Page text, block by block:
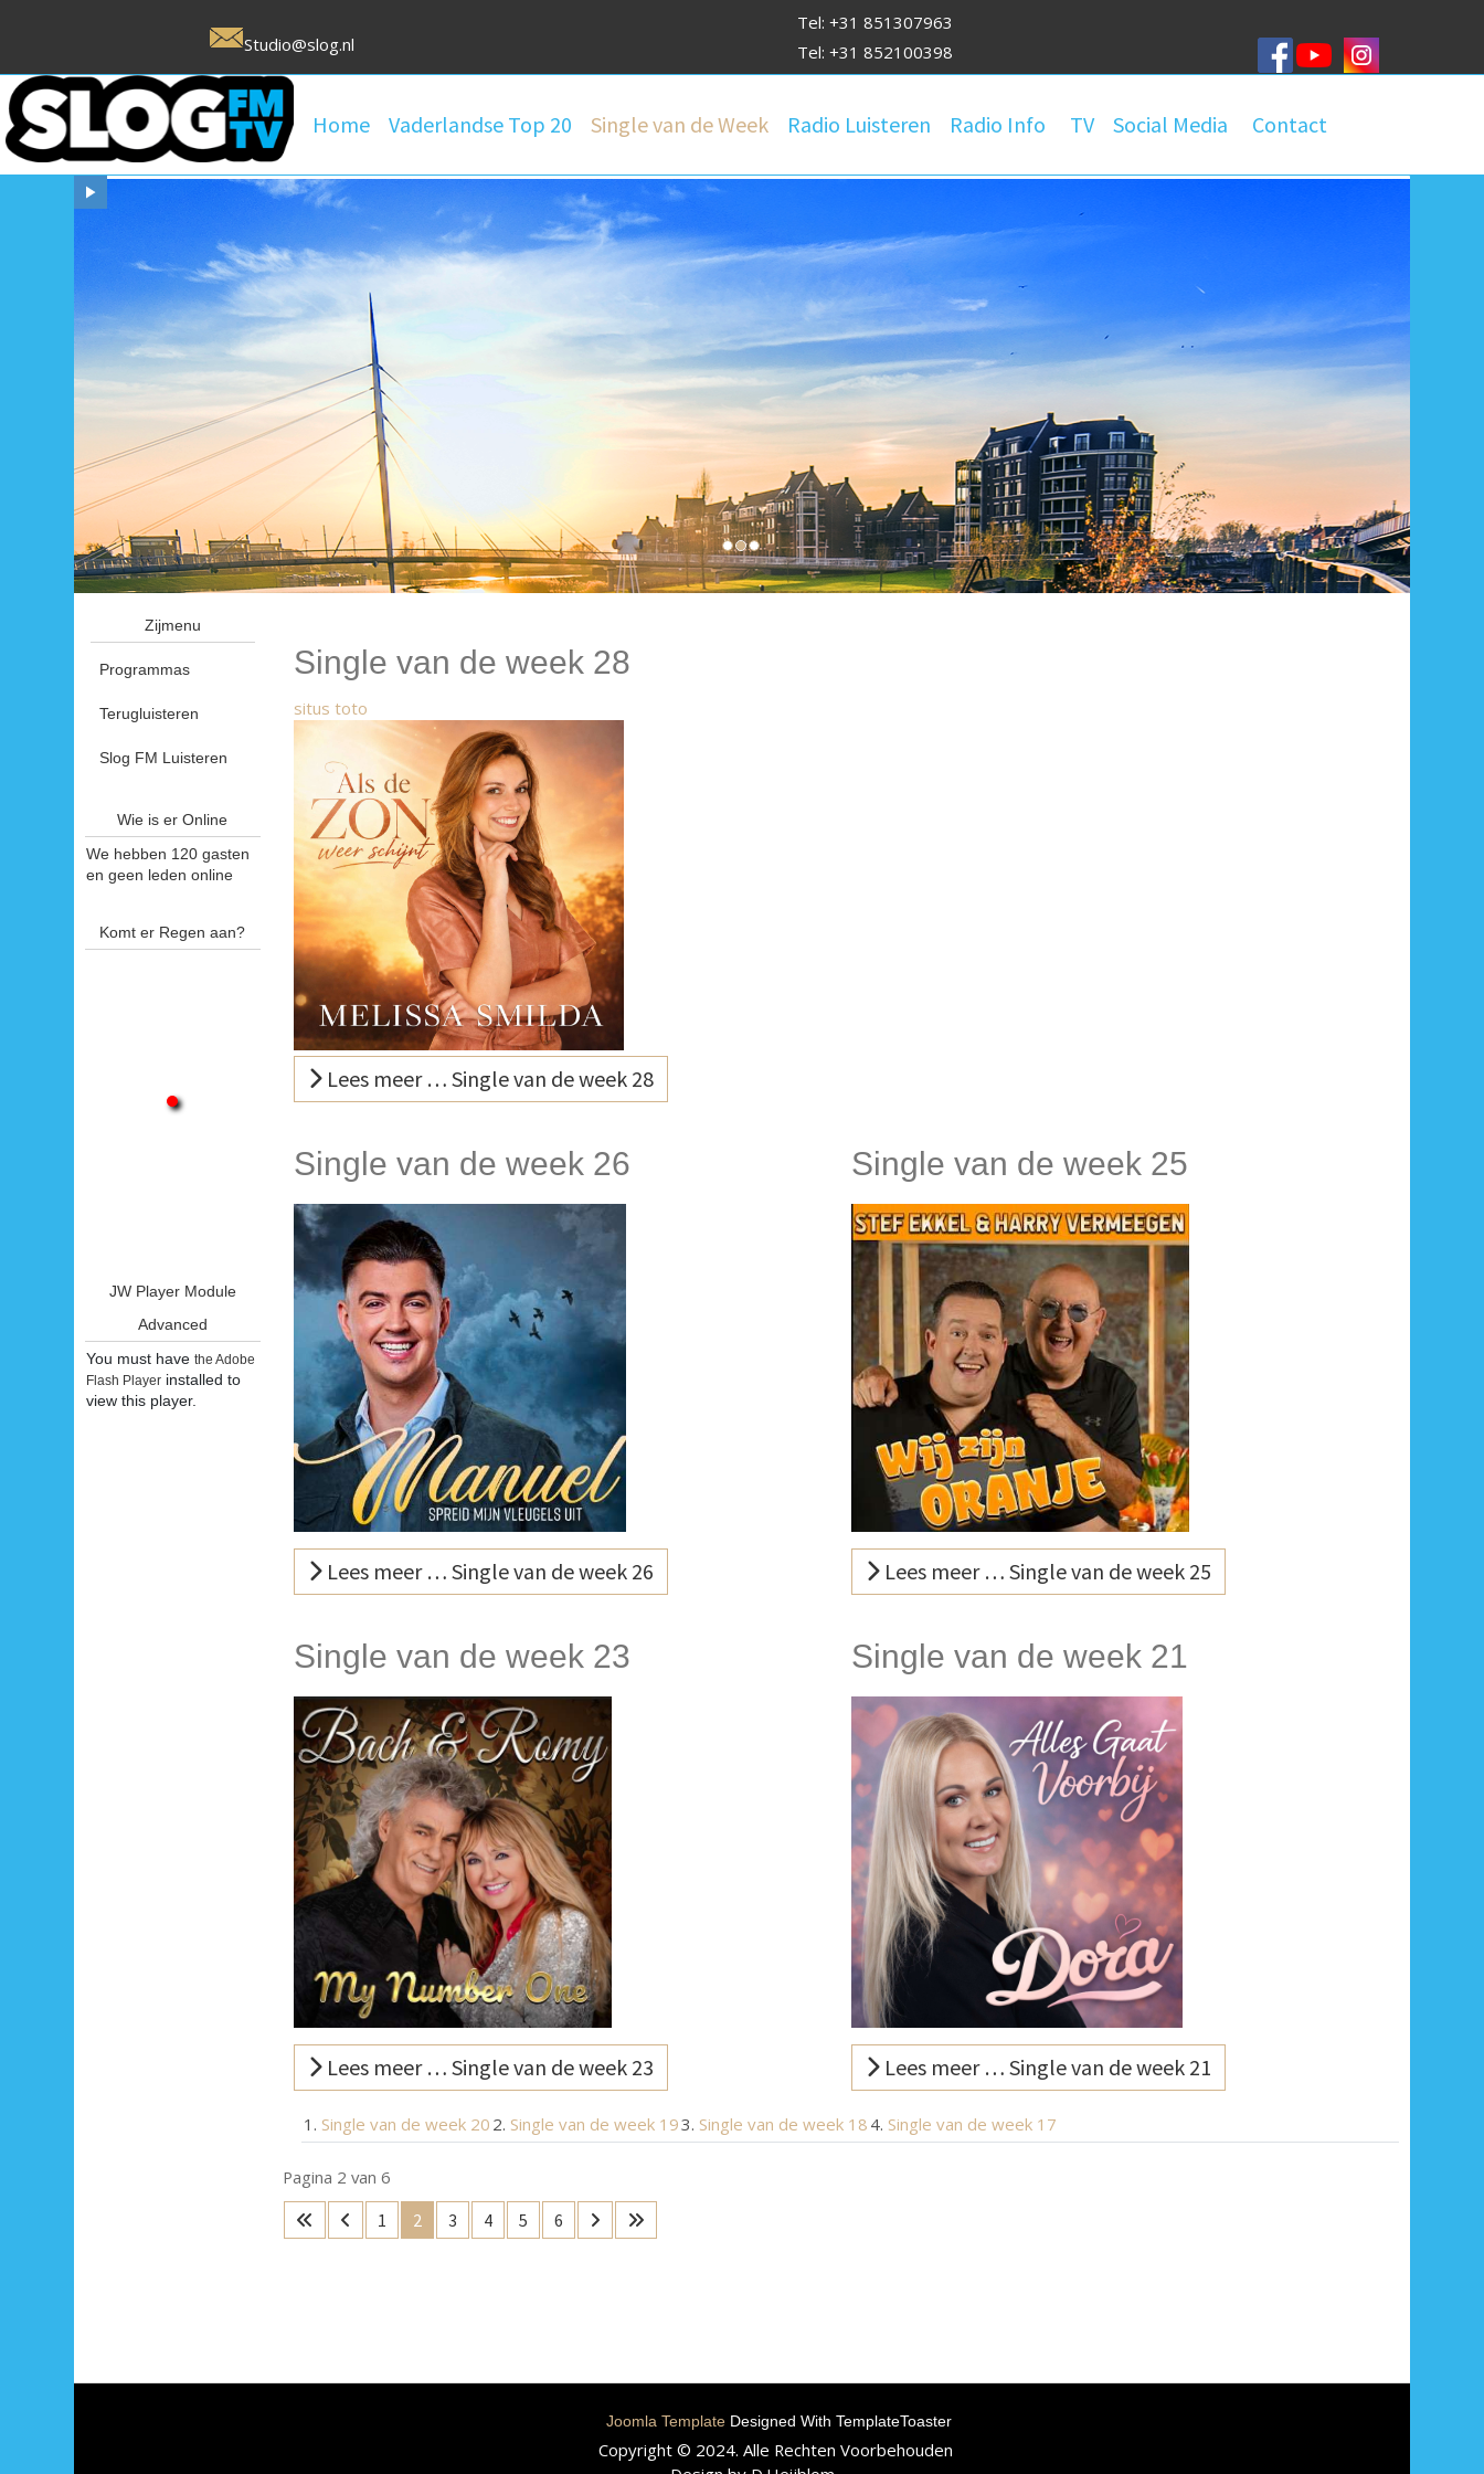
Studio@slog.nl
Tel: +31 851307963
Tel: +31 852100398
Home Vaderlandse Top 20 Single van de Week Radio Luisteren Radio Info TV Social Media Contact
Uw Lokale Omroep
Zijmenu
Programmas
Terugluisteren
Slog FM Luisteren
Wie is er Online
We hebben 120 gasten
en geen leden online
Komt er Regen aan?
JW Player Module
Advanced
You must havethe Adobe
Flash Player installed to
view this player.
Single van de week 28
situs toto
Lees meer … Single van de week 28
Single van de week 26
Lees meer … Single van de week 26
Single van de week 25
Lees meer … Single van de week 25
Single van de week 23
Lees meer … Single van de week 23
Single van de week 21
Lees meer … Single van de week 21
Single van de week 20 Single van de week 19 Single van de week 18 Single van de week 17
Pagina 2 van 6
1
2 3 4 5 6
Copyright © 2024. Alle Rechten Voorbehouden
Joomla Template Designed With TemplateToaster